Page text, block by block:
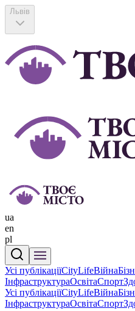
Львів
ua
en
pl
Усі публікаціїCityLifeВійна
ІнфраструктураОсвітаСпорт
Усі публікаціїCityLifeВійна
ІнфраструктураОсвітаСпорт